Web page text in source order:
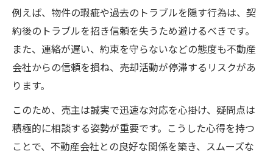
例えば、物件の瑕疵や過去のトラブルを隠す行為は、契
約後のトラブルを招き信頼を失うため避けるべきです。
また、連絡が遅い、約束を守らないなどの態度も不動産
会社からの信頼を損ね、売却活動が停滞するリスクがあ
ります。
このため、売主は誠実で迅速な対応を心掛け、疑問点は
積極的に相談する姿勢が重要です。こうした心得を持つ
ことで、不動産会社との良好な関係を築き、スムーズな